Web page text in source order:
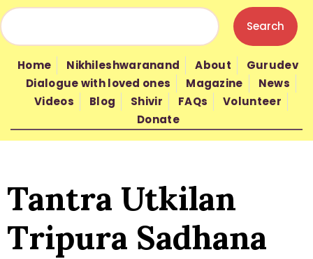
Home Nikhileshwaranand About
Gurudev
Dialogue with loved ones
Magazine
News
Videos
Blog Shivir FAQs
Volunteer
Donate
HOME
NIKHILESHWARANAND
ABOUT
GURUDEV
Tantra Utkilan
Tripura Sadhana